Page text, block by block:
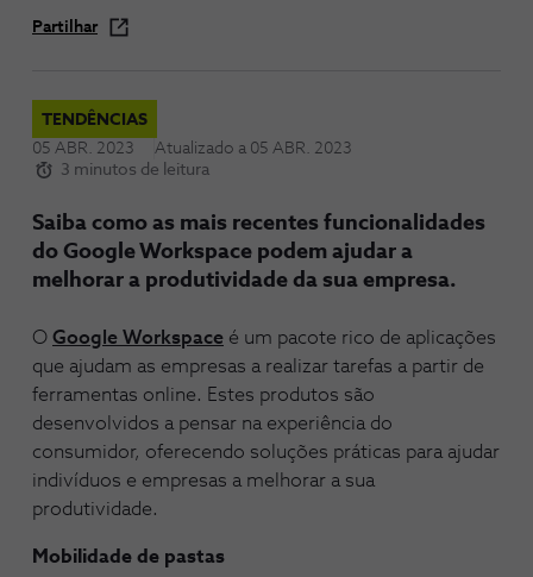
Partilhar
TENDÊNCIAS
05 ABR. 2023
Atualizado a 05 ABR. 2023
3 minutos de leitura
Saiba como as mais recentes funcionalidades
do Google Workspace podem ajudar a
melhorar a produtividade da sua empresa.
O Google Workspace é um pacote rico de aplicações
que ajudam as empresas a realizar tarefas a partir de
ferramentas online. Estes produtos são
desenvolvidos a pensar na experiência do
consumidor, oferecendo soluções práticas para ajudar
indivíduos e empresas a melhorar a sua
produtividade.
Mobilidade de pastas